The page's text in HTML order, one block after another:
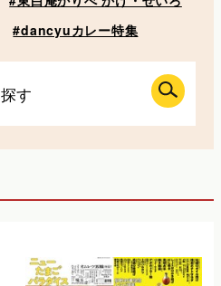
#dancyuカレー特集